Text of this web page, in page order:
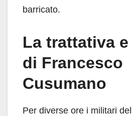
barricato.
La trattativa
di Francesco
Cusumano
Per diverse ore i militari